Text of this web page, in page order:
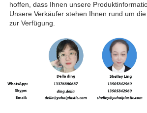
hoffen, dass Ihnen unsere
Unsere Verkäufer stehen Ihnen rund um
zur Verfügung.